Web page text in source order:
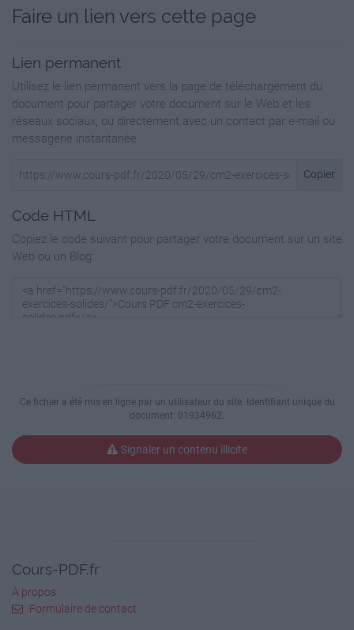
F
http://www.i-profs.fr
5 Colorie la description correspondant à la
figure.
• Reconnaître, décrire et nommer les figures et
Cm2
Nom : …………………………….
Fiche
Date : …………………………….
Reconnaître et décrire des solides
1 Classe ces solides en deux groupes
Les polyèdres :
4 La sphère
Faire un lien vers cette page
Lien permanent
Utilisez le lien permanent vers la page de téléchargement du
document pour partager votre document sur le Web et les
réseaux sociaux, ou directement avec un contact par e-mail ou
messagerie instantanée
Copier
Code HTML
Copiez le code suivant pour partager votre document sur un site
Web ou un Blog:
Ce fichier a été mis en ligne par un utilisateur du site. Identifiant unique du
document: 01934962.
Signaler un contenu illicite
Cours-PDF.fr
À propos
Formulaire de contact